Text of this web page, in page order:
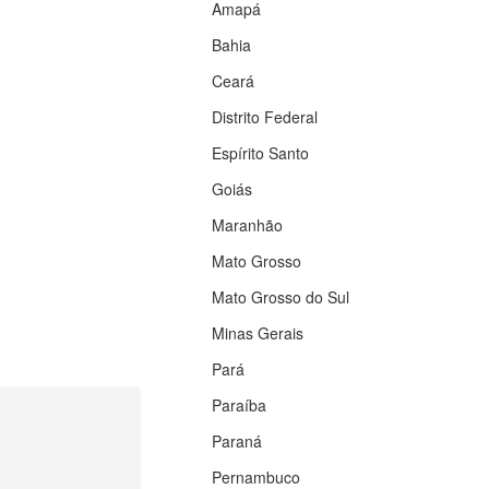
Amapá
Bahia
Ceará
Distrito Federal
Espírito Santo
Goiás
Maranhão
Mato Grosso
Mato Grosso do Sul
Minas Gerais
Pará
Paraíba
Paraná
Pernambuco